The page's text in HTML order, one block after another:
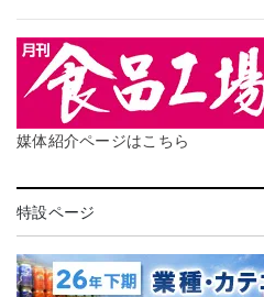
媒体紹介ページはこちら
特設ページ